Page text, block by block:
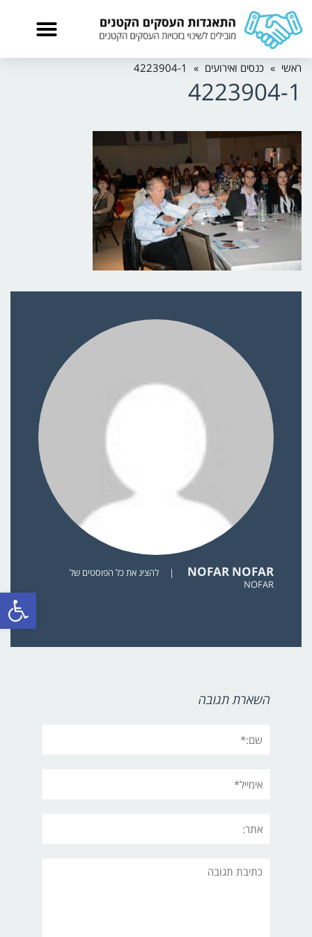
פתח
ראשי » כנסים ואירועים »
4223904-1
4223904-1
NOFAR NOFAR
|
להציג את כל הפוסטים של
NOFAR
השארת תגובה